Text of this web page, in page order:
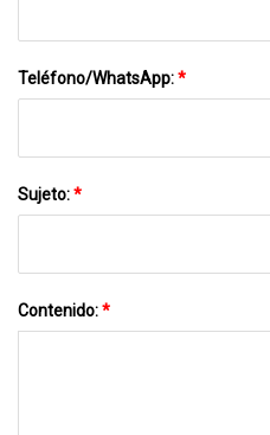
Teléfono/WhatsApp:*
Sujeto:*
Contenido:*